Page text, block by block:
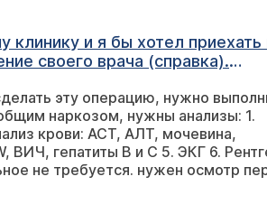
клинику и я бы хотел приехать
своего врача (справка).
эту операцию, нужно
наркозом, нужны анализы: 1.
крови: АСТ, АЛТ, мочевина,
ВИЧ, гепатиты В и С 5. ЭКГ 6.
не требуется. нужен осмотр